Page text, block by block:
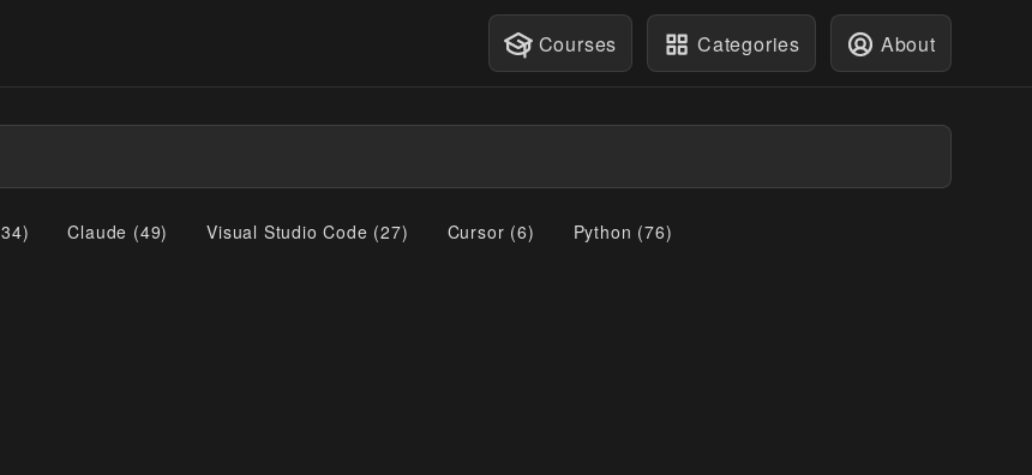
Courses Categories About
34) Claude (49) Visual Studio Code (27) Cursor (6) Python (76)